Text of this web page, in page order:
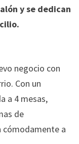
y se dedican
negocio con
Con un
a 4 mesas,
de
cómodamente a